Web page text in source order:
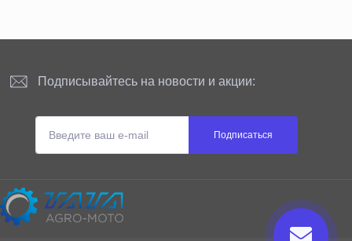
Подписывайтесь на новости и акции:
Подписаться